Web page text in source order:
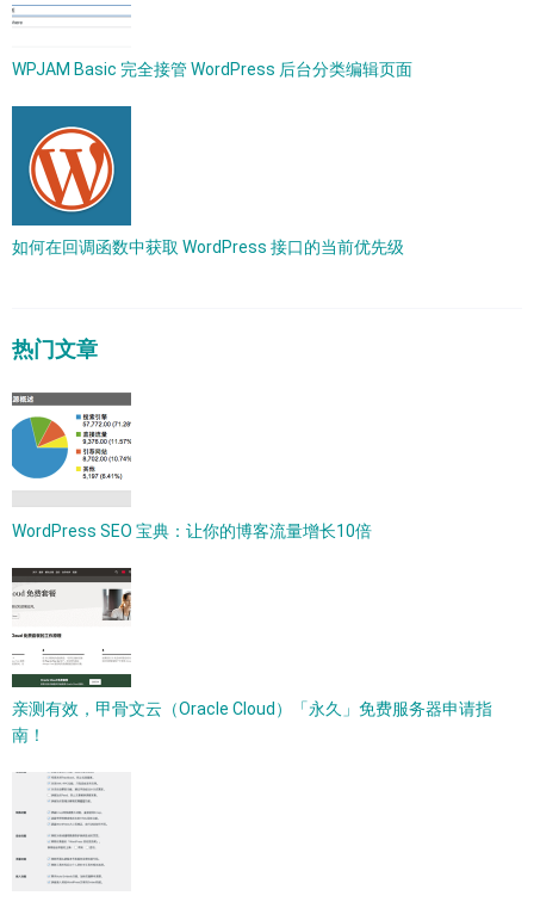
WPJAM Basic 完全接管 WordPress 后台分类编辑页面
如何在回调函数中获取 WordPress 接口的当前优先级
热门文章
WordPress SEO 宝典：让你的博客流量增长10倍
亲测有效，甲骨文云（Oracle Cloud）「永久」免费服务器申请指
南！